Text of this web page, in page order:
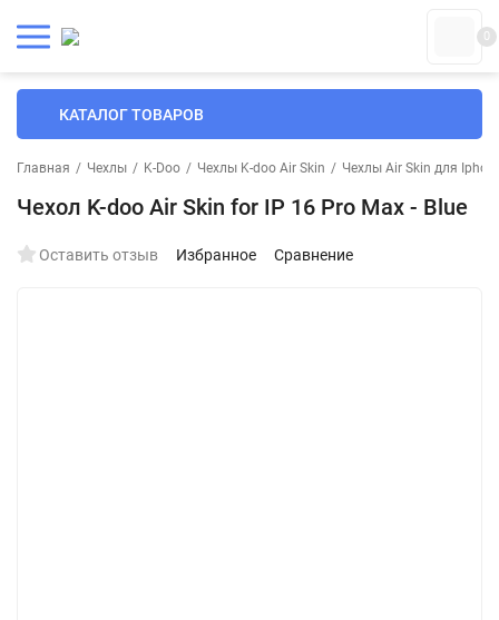
0
КАТАЛОГ ТОВАРОВ
Главная / Чехлы / K-Doo / Чехлы K-doo Air Skin / Чехлы Air Skin для
Чехол K-doo Air Skin for IP 16 Pro Max - Blue
Оставить отзыв Избранное Сравнение